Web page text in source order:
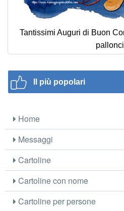
Tantissimi Auguri di Buon
Il più popolari
Home
Messaggi
Cartoline
Cartoline con nome
Cartoline per persone